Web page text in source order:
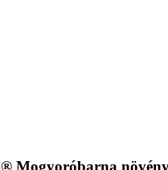
Mogyoróbarna